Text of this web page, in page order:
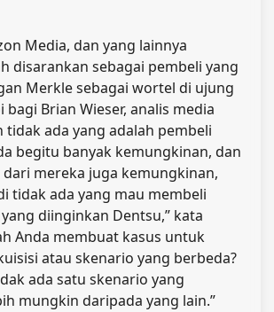
Media, dan yang lainnya
disarankan sebagai pembeli yang
Merkle sebagai wortel di ujung
Brian Wieser, analis media
tidak ada yang adalah pembeli
begitu banyak kemungkinan, dan
mereka juga kemungkinan,
tidak ada yang mau membeli
diinginkan Dentsu,” kata
Anda membuat kasus untuk
atau skenario yang berbeda?
ada satu skenario yang
mungkin daripada yang lain.”